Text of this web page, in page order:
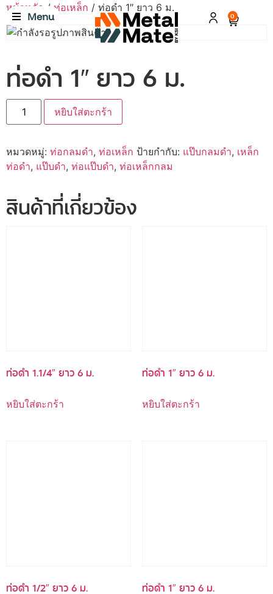
Menu 0
หน้าหลัก / ท่อเหล็ก / ท่อดำ 1″ ยาว 6 ม.
ท่อดำ 1″ ยาว 6 ม.
หยิบใส่ตะกร้า
หมวดหมู่: ท่อกลมดำ, ท่อเหล็ก ป้ายกำกับ: แป๊บกลมดำ, เหล็ก
ท่อดำ, แป๊บดำ, ท่อแป๊บดำ, ท่อเหล็กกลม
สินค้าที่เกี่ยวข้อง
ท่อดำ 1.1/4″ ยาว 6 ม.
หยิบใส่ตะกร้า
ท่อดำ 1″ ยาว 6 ม.
หยิบใส่ตะกร้า
ท่อดำ 1/2″ ยาว 6 ม. ท่อดำ 1″ ยาว 6 ม.